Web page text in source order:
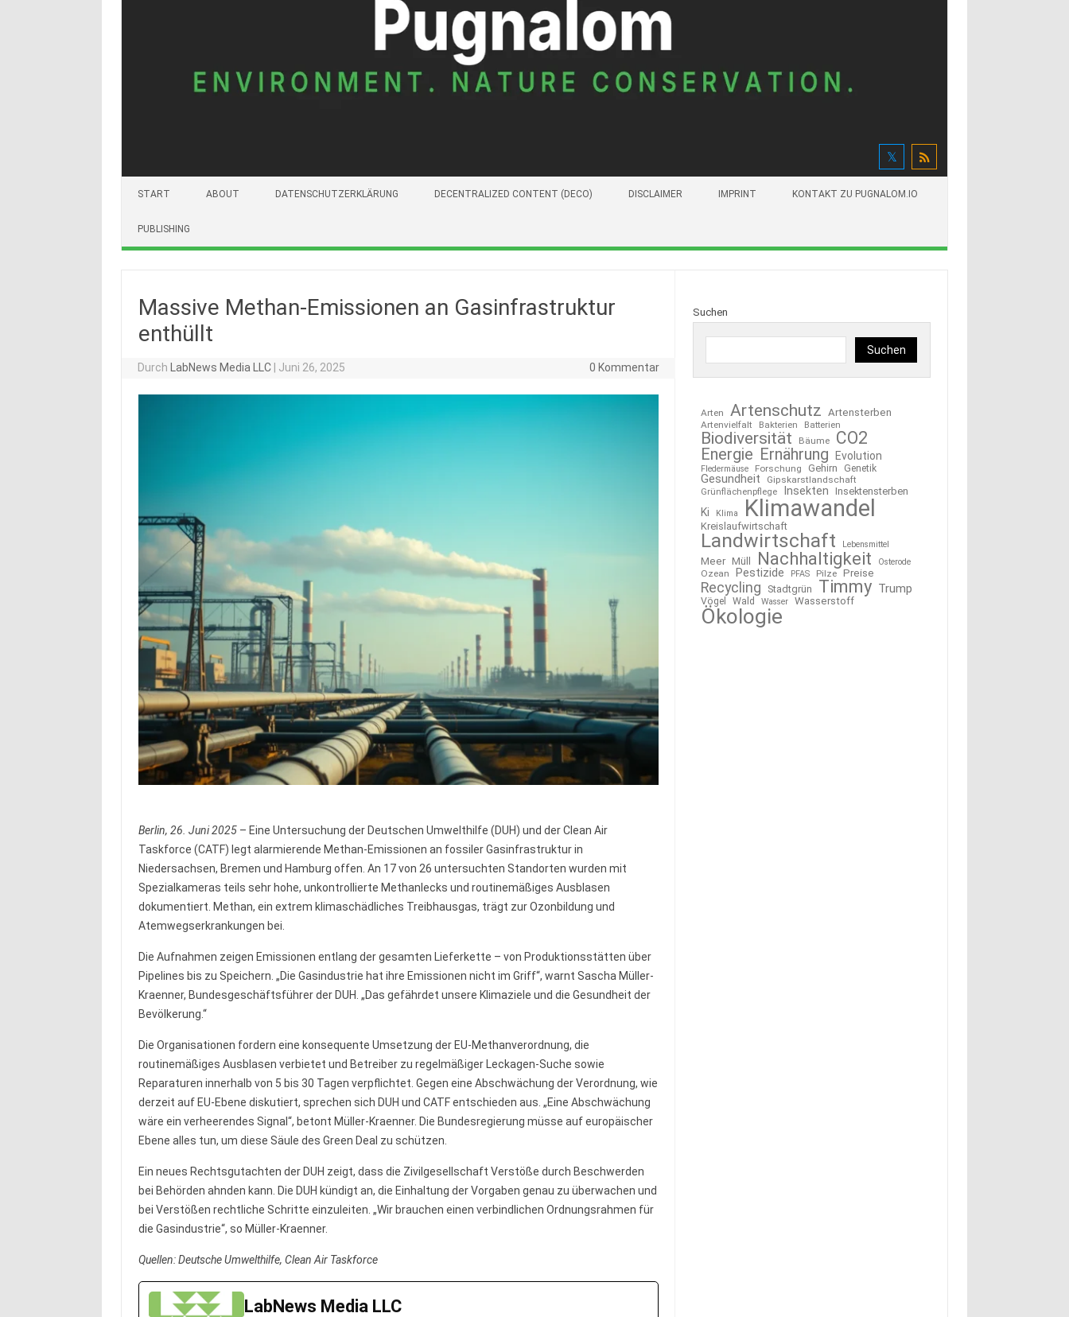
START ABOUT DATENSCHUTZERKLÄRUNG DECENTRALIZED CONTENT (DECO) DISCLAIMER IMPRINT KONTAKT ZU PUGNALOM.IO
PUBLISHING
Massive Methan-Emissionen an Gasinfrastruktur
enthüllt
Durch LabNews Media LLC Juni 26, 2025 0 Kommentar
Berlin, 26. Juni 2025– Eine Untersuchung der Deutschen Umwelthilfe (DUH) und der Clean Air
Taskforce (CATF) legt alarmierende Methan-Emissionen an fossiler Gasinfrastruktur in
Niedersachsen, Bremen und Hamburg offen. An 17 von 26 untersuchten Standorten wurden mit
Spezialkameras teils sehr hohe, unkontrollierte Methanlecks und routinemäßiges Ausblasen
dokumentiert. Methan, ein extrem klimaschädliches Treibhausgas, trägt zur Ozonbildung und
Atemwegserkrankungen bei.
Die Aufnahmen zeigen Emissionen entlang der gesamten Lieferkette – von Produktionsstätten über
Pipelines bis zu Speichern. „Die Gasindustrie hat ihre Emissionen nicht im Griff“, warnt Sascha Müller-
Kraenner, Bundesgeschäftsführer der DUH. „Das gefährdet unsere Klimaziele und die Gesundheit der
Bevölkerung.“
Die Organisationen fordern eine konsequente Umsetzung der EU-Methanverordnung, die
routinemäßiges Ausblasen verbietet und Betreiber zu regelmäßiger Leckagen-Suche sowie
Reparaturen innerhalb von 5 bis 30 Tagen verpflichtet. Gegen eine Abschwächung der Verordnung, wie
derzeit auf EU-Ebene diskutiert, sprechen sich DUH und CATF entschieden aus. „Eine Abschwächung
wäre ein verheerendes Signal“, betont Müller-Kraenner. Die Bundesregierung müsse auf europäischer
Ebene alles tun, um diese Säule des Green Deal zu schützen.
Ein neues Rechtsgutachten der DUH zeigt, dass die Zivilgesellschaft Verstöße durch Beschwerden
bei Behörden ahnden kann. Die DUH kündigt an, die Einhaltung der Vorgaben genau zu überwachen und
bei Verstößen rechtliche Schritte einzuleiten. „Wir brauchen einen verbindlichen Ordnungsrahmen für
die Gasindustrie“, so Müller-Kraenner.
Quellen: Deutsche Umwelthilfe, Clean Air Taskforce
LabNews Media LLC
Suchen
Suchen
Arten Artenschutz Artensterben
Artenvielfalt Bakterien Batterien
Biodiversität Bäume CO2
Energie Ernährung Evolution
Fledermäuse Forschung Gehirn Genetik
Gesundheit Gipskarstlandschaft
Grünflächenpflege Insekten Insektensterben
Ki Klima Klimawandel
Kreislaufwirtschaft
Landwirtschaft Lebensmittel
Meer Müll Nachhaltigkeit Osterode
Ozean Pestizide PFAS Pilze Preise
Recycling Stadtgrün Timmy Trump
Vögel Wald Wasser Wasserstoff
Ökologie